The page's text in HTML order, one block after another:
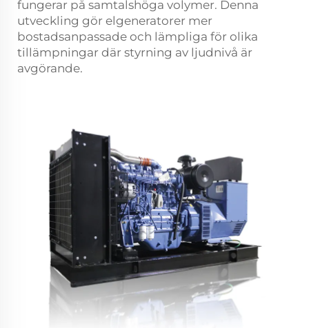
fungerar på samtalshöga volymer. Denna
utveckling gör elgeneratorer mer
bostadsanpassade och lämpliga för olika
tillämpningar där styrning av ljudnivå är
avgörande.